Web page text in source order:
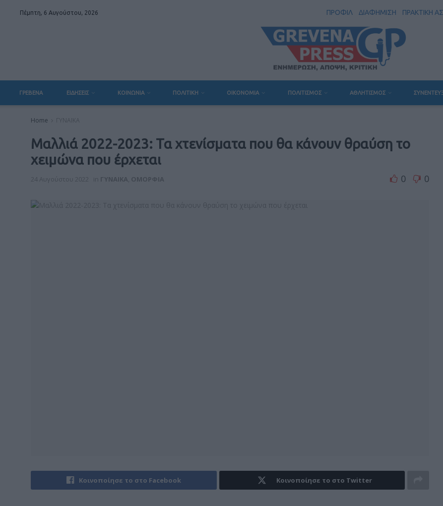
Πέμπτη, 6 Αυγούστου, 2026 ΠΡΟΦΙΛ ΔΙΑΦΗΜΙΣΗ ΠΡΑΚΤΙΚΗ
ΓΡΕΒΕΝΑ ΕΙΔΗΣΕΙΣ ΚΟΙΝΩΝΙΑ ΠΟΛΙΤΙΚΗ ΟΙΚΟΝΟΜΙΑ ΠΟΛΙΤΙΣΜΟΣ ΑΘΛΗΤΙΣΜΟΣ
Home ΓΥΝΑΙΚΑ
Μαλλιά 2022-2023: Τα χτενίσματα που θα κάνουν θραύση το
χειμώνα που έρχεται
24 Αυγούστου 2022 in ΓΥΝΑΙΚΑ ΟΜΟΡΦΙΑ 0 0
Κοινοποίησε το στο Facebook Κοινοποίησε το στο Twitter